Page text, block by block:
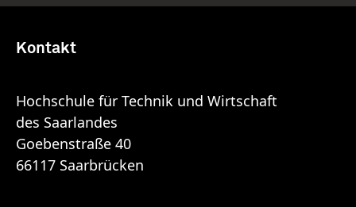
Kontakt
Hochschule für Technik und Wirtschaft
des Saarlandes
Goebenstraße 40
66117 Saarbrücken